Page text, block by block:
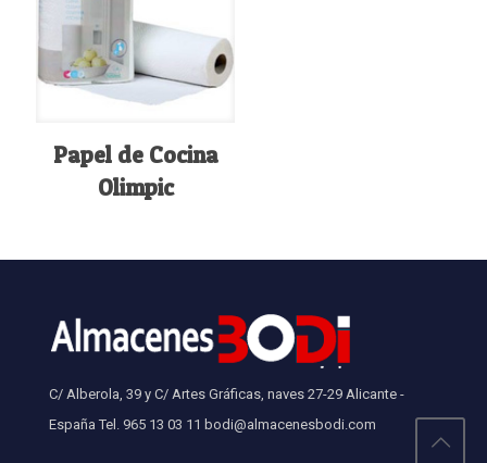
Papel de Cocina
Olimpic
C/ Alberola, 39 y C/ Artes Gráficas, naves 27-29 Alicante -
España Tel. 965 13 03 11 bodi@almacenesbodi.com